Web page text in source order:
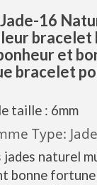
16
bracelet
et
bracelet
taille : 6mm
Type: Jade
jades naturel
bonne fortune